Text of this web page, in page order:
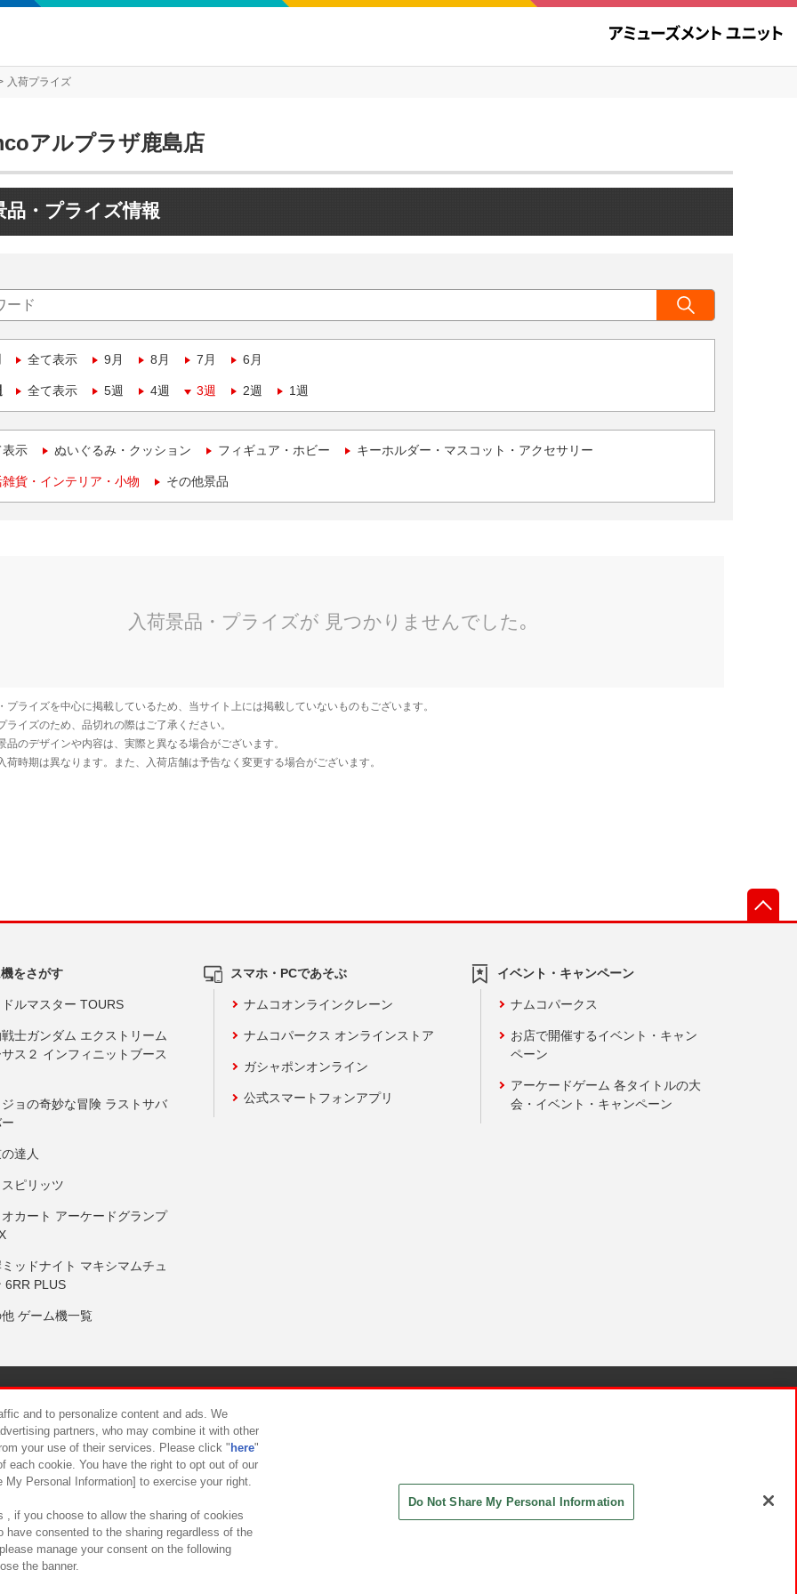
入荷プライズ
アルプラザ鹿島店
品・プライズ情報
全て表示 9月 8月 7月 6月
全て表示 5週 4週 3週 2週 1週
表示 ぬいぐるみ・クッション フィギュア・ホビー キーホルダー・マスコット・アクセサリー
貨・インテリア・小物 その他景品
をさがす
ルマスター TOURS
士ガンダム エクストリーム
ス２ インフィニットブース
ョの奇妙な冒険 ラストサバ
達人
ピリッツ
カート アーケードグランプ
ッドナイト マキシマムチュ
6RR PLUS
ゲーム機一覧
スマホ・PCであそぶ
ナムコオンラインクレーン
ナムコパークス オンラインストア
ガシャポンオンライン
公式スマートフォンアプリ
イベント・キャンペーン
ナムコパークス
お店で開催するイベント・キャン
ペーン
アーケードゲーム 各タイトルの大
会・イベント・キャンペーン
について カスタマーハラスメント対応方針
and to personalize content and ads. We
partners, who may combine it with other
your use of their services. Please click " here"
each cookie. You have the right to opt out of our
Personal Information] to exercise your right.
, if you choose to allow the sharing of cookies
have consented to the sharing regardless of the
manage your consent on the following
the banner.
Do Not Share My Personal Information